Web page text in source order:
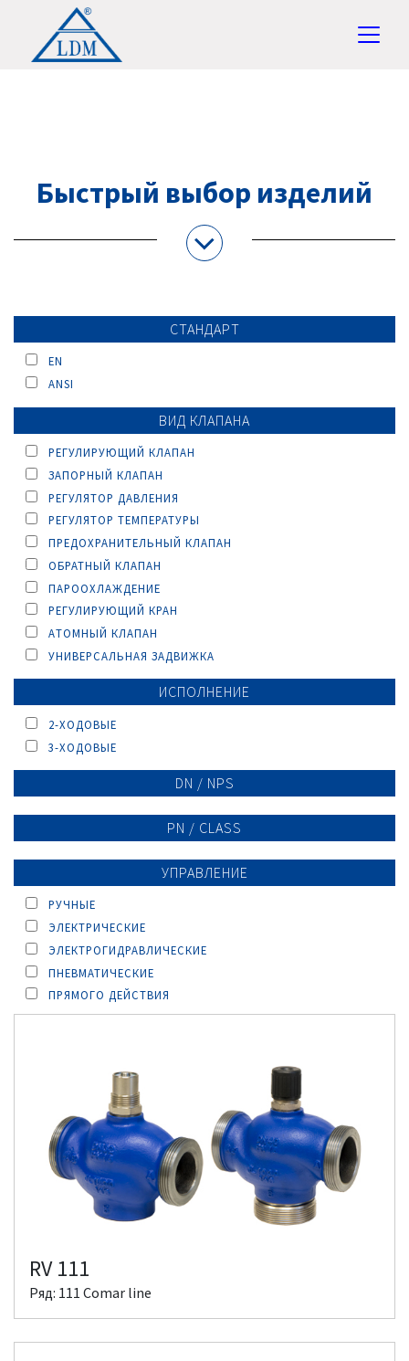
Быстрый выбор изделий
СТАНДАРТ
EN
ANSI
ВИД КЛАПАНА
РЕГУЛИРУЮЩИЙ КЛАПАН
ЗАПОРНЫЙ КЛАПАН
РЕГУЛЯТОР ДАВЛЕНИЯ
РЕГУЛЯТОР ТЕМПЕРАТУРЫ
ПРЕДОХРАНИТЕЛЬНЫЙ КЛАПАН
ОБРАТНЫЙ КЛАПАН
ПАРООХЛАЖДЕНИЕ
РЕГУЛИРУЮЩИЙ КРАН
AТОМНЫЙ КЛАПАН
УНИВЕРСАЛЬНАЯ ЗАДВИЖКА
ИСПОЛНЕНИЕ
2-ХОДОВЫЕ
3-ХОДОВЫЕ
DN / NPS
PN / CLASS
УПРАВЛЕНИЕ
РУЧНЫЕ
ЭЛЕКТРИЧЕСКИЕ
ЭЛЕКТРОГИДРАВЛИЧЕСКИЕ
ПНЕВМАТИЧЕСКИЕ
ПРЯМОГО ДЕЙСТВИЯ
RV 111
Ряд: 111 Comar line